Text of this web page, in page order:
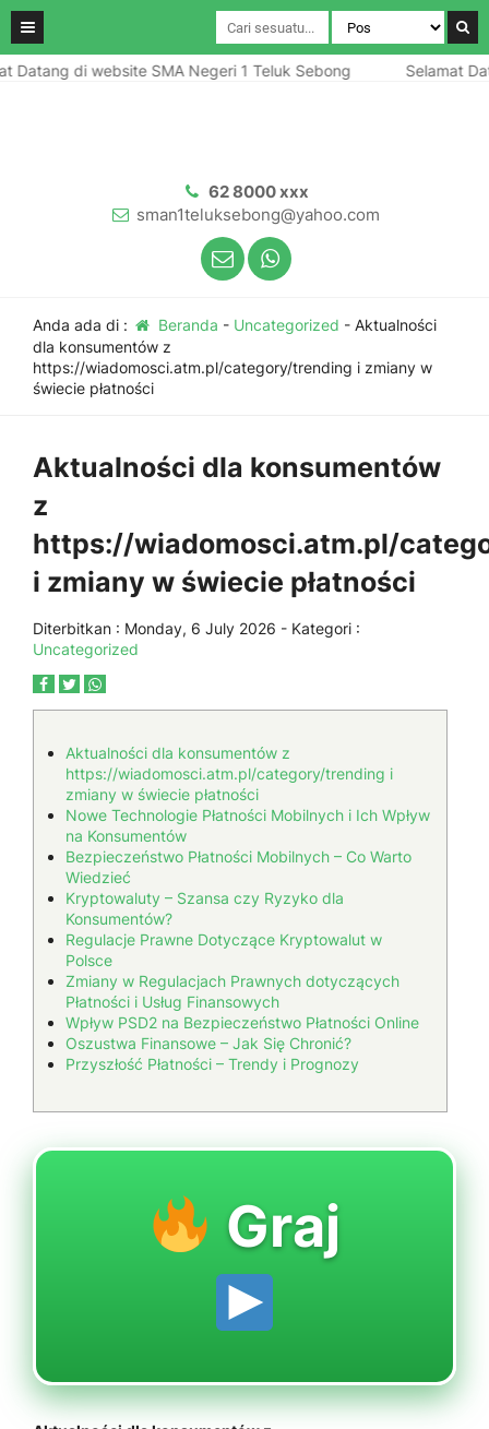
di website SMA Negeri 1 Teluk Sebong Selamat
62 8000 xxx
sman1teluksebong@yahoo.com
Anda ada di : Beranda - Uncategorized - Aktualności
dla konsumentów z
https://wiadomosci.atm.pl/category/trending i zmiany w
świecie płatności
Aktualności dla konsumentów
z
https://wiadomosci.atm.pl/
i zmiany w świecie płatności
Diterbitkan : Monday, 6 July 2026 - Kategori :
Uncategorized
Aktualności dla konsumentów z
https://wiadomosci.atm.pl/category/trending i
zmiany w świecie płatności
Nowe Technologie Płatności Mobilnych i Ich Wpływ
na Konsumentów
Bezpieczeństwo Płatności Mobilnych – Co Warto
Wiedzieć
Kryptowaluty – Szansa czy Ryzyko dla
Konsumentów?
Regulacje Prawne Dotyczące Kryptowalut w
Polsce
Zmiany w Regulacjach Prawnych dotyczących
Płatności i Usług Finansowych
Wpływ PSD2 na Bezpieczeństwo Płatności Online
Oszustwa Finansowe – Jak Się Chronić?
Przyszłość Płatności – Trendy i Prognozy
Graj